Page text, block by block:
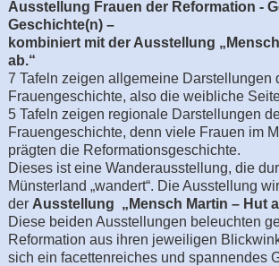
Ausstellung Frauen der Reformation -
Geschichte(n) –
kombiniert mit der Ausstellung
ab.“
7 Tafeln zeigen allgemeine Darstellungen
Frauengeschichte, also die weibliche
5 Tafeln zeigen regionale Darstellungen
Frauengeschichte, denn viele Frauen im
prägten die Reformationsgeschichte.
Dieses ist eine Wanderausstellung, die
Münsterland „wandert“. Die Ausstellung
der Ausstellung „Mensch Martin – Hut
Diese beiden Ausstellungen beleuchten
Reformation aus ihren jeweiligen
sich ein facettenreiches und spannendes